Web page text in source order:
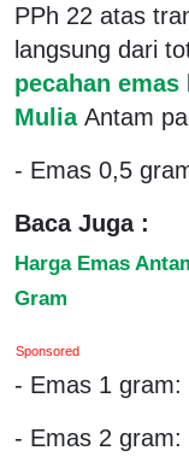
PPh 22 atas
langsung dari
pecahan emas
Mulia Antam
- Emas 0,5
Baca Juga :
Harga Emas
Gram
Sponsored
- Emas 1 gram:
- Emas 2 gram: